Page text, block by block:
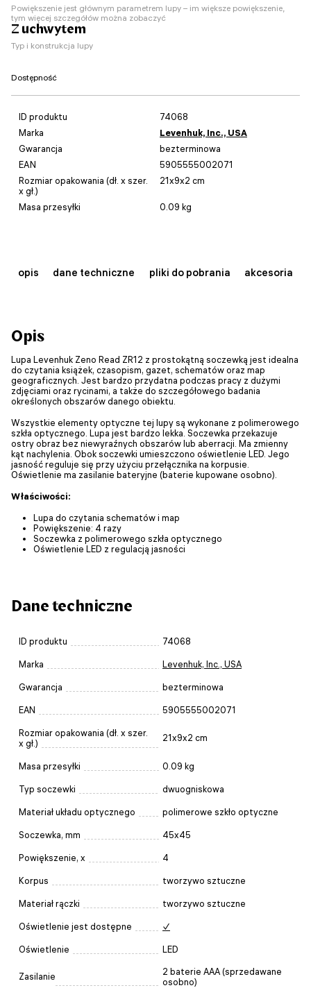
Powiększenie jest głównym parametrem lupy – im większe powiększenie,
tym więcej szczegółów można zobaczyć
Z uchwytem
Typ i konstrukcja lupy
Dostępność
ID produktu
74068
Marka
Levenhuk, Inc., USA
Gwarancja
bezterminowa
EAN
5905555002071
Rozmiar opakowania (dł. x szer.
x gł.)
21x9x2 cm
Masa przesyłki 0.09 kg
opis dane techniczne pliki do pobrania akcesoria
Opis
Lupa Levenhuk Zeno Read ZR12 z prostokątną soczewką jest idealna
do czytania książek, czasopism, gazet, schematów oraz map
geograficznych. Jest bardzo przydatna podczas pracy z dużymi
zdjęciami oraz rycinami, a także do szczegółowego badania
określonych obszarów danego obiektu.
Wszystkie elementy optyczne tej lupy są wykonane z polimerowego
szkła optycznego. Lupa jest bardzo lekka. Soczewka przekazuje
ostry obraz bez niewyraźnych obszarów lub aberracji. Ma zmienny
kąt nachylenia. Obok soczewki umieszczono oświetlenie LED. Jego
jasność reguluje się przy użyciu przełącznika na korpusie.
Oświetlenie ma zasilanie bateryjne (baterie kupowane osobno).
Właściwości:
Lupa do czytania schematów i map
Powiększenie: 4 razy
Soczewka z polimerowego szkła optycznego
Oświetlenie LED z regulacją jasności
Dane techniczne
ID produktu 74068
Marka Levenhuk, Inc., USA
Gwarancja bezterminowa
EAN 5905555002071
Rozmiar opakowania (dł. x szer.
x gł.)
21x9x2 cm
Masa przesyłki 0.09 kg
Typ soczewki dwuogniskowa
Materiał układu optycznego polimerowe szkło optyczne
Soczewka, mm 45х45
Powiększenie, x 4
Korpus tworzywo sztuczne
Materiał rączki tworzywo sztuczne
Oświetlenie jest dostępne ✓
Oświetlenie LED
Zasilanie
2 baterie AAA (sprzedawane
osobno)